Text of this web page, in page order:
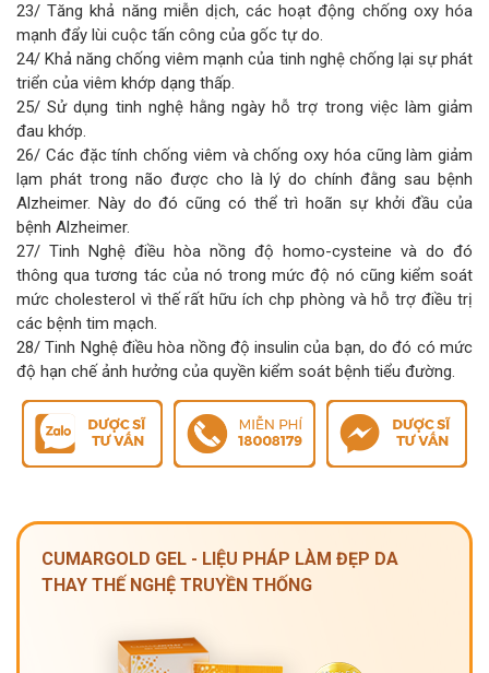
23/ Tăng khả năng miễn dịch, các hoạt động chống oxy hóa
mạnh đẩy lùi cuộc tấn công của gốc tự do.
24/ Khả năng chống viêm mạnh của tinh nghệ chống lại sự phát
triển của viêm khớp dạng thấp.
25/ Sử dụng tinh nghệ hằng ngày hỗ trợ trong việc làm giảm
đau khớp.
26/ Các đặc tính chống viêm và chống oxy hóa cũng làm giảm
lạm phát trong não được cho là lý do chính đằng sau bệnh
Alzheimer. Này do đó cũng có thể trì hoãn sự khởi đầu của
bệnh Alzheimer.
27/ Tinh Nghệ điều hòa nồng độ homo-cysteine và do đó
thông qua tương tác của nó trong mức độ nó cũng kiểm soát
mức cholesterol vì thế rất hữu ích chp phòng và hỗ trợ điều trị
các bệnh tim mạch.
28/ Tinh Nghệ điều hòa nồng độ insulin của bạn, do đó có mức
độ hạn chế ảnh hưởng của quyền kiểm soát bệnh tiểu đường.
CUMARGOLD GEL - LIỆU PHÁP LÀM ĐẸP DA
THAY THẾ NGHỆ TRUYỀN THỐNG